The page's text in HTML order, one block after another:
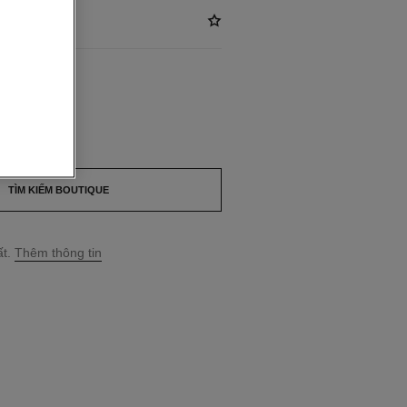
TÌM KIẾM BOUTIQUE
Thêm thông tin